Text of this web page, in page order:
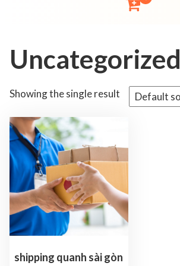
Uncategorized
Showing the single result
shipping quanh sài gòn